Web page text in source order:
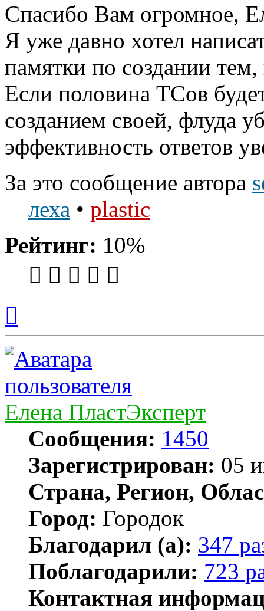
Спасибо Вам огромное,
Я уже давно хотел
памятки по создании
Если половина ТСов
созданием своей, флуда
эффективность ответов
За это сообщение автора
леха • plastic
Рейтинг: 10%
началу
Елена ПластЭксперт
Сообщения: 1450
Зарегистрирован: 05
Страна, Регион,
Город: Городок
Благодарил (а): 347
Поблагодарили: 723
Контактная